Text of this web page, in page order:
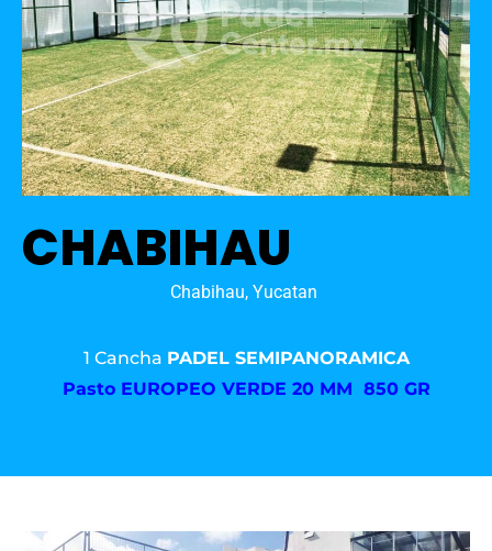
CHABIHAU
Chabihau, Yucatan
1 Cancha PADEL SEMIPANORAMICA
Pasto EUROPEO VERDE 20 MM 850 GR